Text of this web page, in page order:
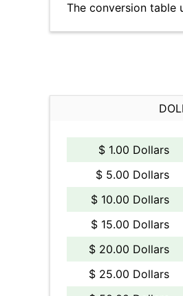
The conversion table
$ 1.00 Dollars
$ 5.00 Dollars
$ 10.00 Dollars
$ 15.00 Dollars
$ 20.00 Dollars
$ 25.00 Dollars